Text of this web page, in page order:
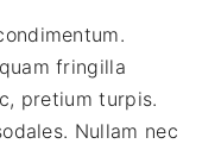
fringilla
pretium turpis.
Nullam nec